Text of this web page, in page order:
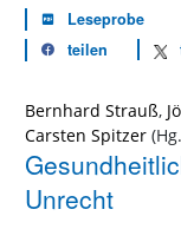
Leseprobe
teilen
Bernhard Strauß,
Carsten Spitzer
Unrecht